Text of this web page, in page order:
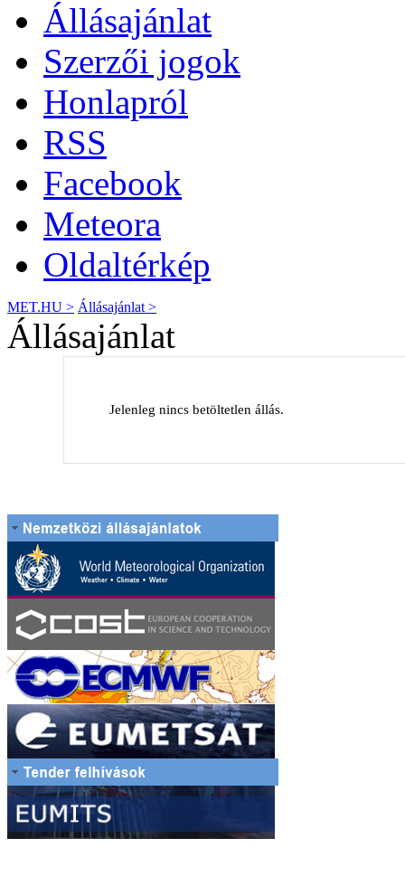
Állásajánlat
Szerzői jogok
Honlapról
RSS
Facebook
Meteora
Oldaltérkép
MET.HU > Állásajánlat >
Állásajánlat
Jelenleg nincs betöltetlen állás.